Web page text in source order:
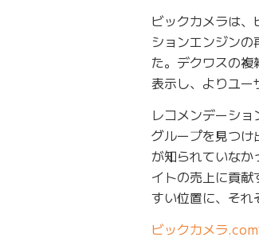
ビックカメラは
ションエンジン
た。デクワスの
表示し、よりユー
レコメンデーシ
グループを見つけ
が知られていなか
イトの売上に貢
すい位置に、それ
ビックカメラ